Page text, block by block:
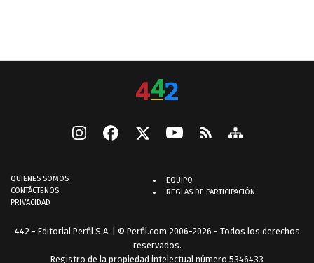
QUIENES SOMOS
CONTÁCTENOS
PRIVACIDAD
EQUIPO
REGLAS DE PARTICIPACIÓN
442 - Editorial Perfil S.A. | © Perfil.com 2006-2026 - Todos los derechos
reservados.
Registro de la propiedad intelectual número 5346433